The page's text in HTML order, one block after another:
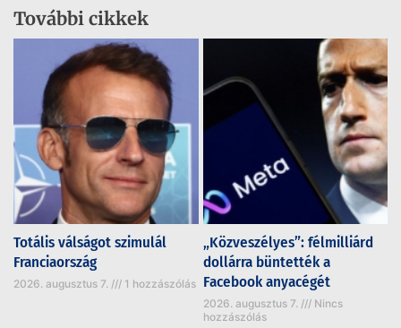
További cikkek
Totális válságot szimulál
Franciaország
2026. augusztus 7. 1 hozzászólás
„Közveszélyes”: félmilliárd
dollárra büntették a
Facebook anyacégét
2026. augusztus 7.
Nincs
hozzászólás